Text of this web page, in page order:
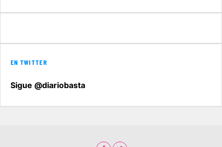
EN TWITTER
Sigue @diariobasta